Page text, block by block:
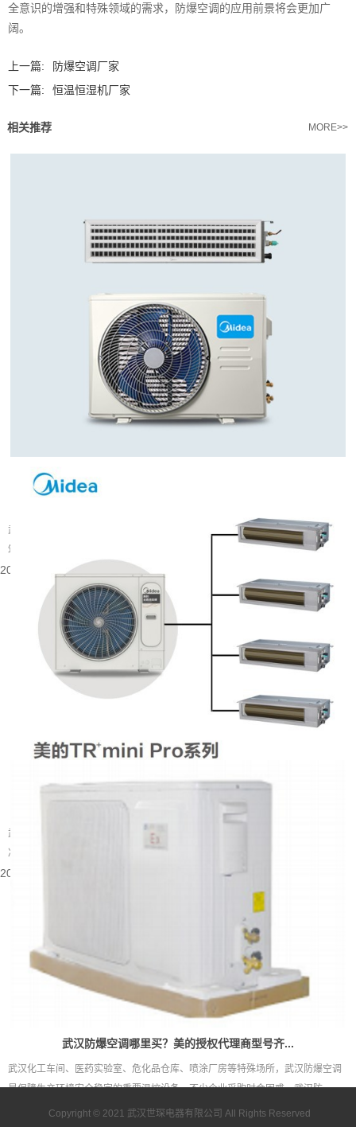
全意识的增强和特殊领域的需求，防爆空调的应用前景将会更加广
阔。‍
上一篇:
防爆空调厂家
下一篇:
恒温恒湿机厂家
相关推荐 MORE>>
武汉大量建成年代较早的楼宇分布在老城片区，涵盖办公、商业以及部分居住建
筑。不少旧楼原有降温取暖设备老化，室内温控体验有限，很多业主会考虑...
2026-08-06 08:53:52
武汉别墅装什么中央空调好
武汉属于夏热冬冷的地域，夏季闷热酷暑，梅雨季湿度居高不下，冬季又伴随湿
冷的体感。别墅户型大多层数多、房间数量多，还常会带有地下室、挑空客...
2026-08-05 15:55:48
武汉防爆空调哪里买？美的授权代理商型号齐...
武汉化工车间、医药实验室、危化品仓库、喷涂厂房等特殊场所，武汉防爆空调
是保障生产环境安全稳定的重要温控设备。不少企业采购时会困惑，武汉防...
2026-08-05 15:53:43
Copyright © 2021 武汉世琛电器有限公司 All Rights Reserved